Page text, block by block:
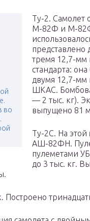
во
Ту-2. Самолет
М-82Ф и М-
тремя 12,7-мм
стандарта:
двумя 12,7-мм
ШКАС.
— 2 тыс. кг).
выпущено 81
Ту-2С. На
АШ-82ФН.
пулеметами
до 3 тыс. кг.
Построено